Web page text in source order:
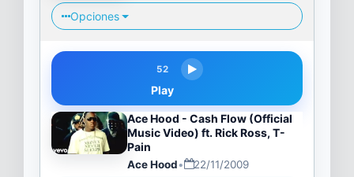
Opciones
52
Play
Ace Hood - Cash Flow (Official
Music Video) ft. Rick Ross, T-
Pain
Ace Hood• 22/11/2009